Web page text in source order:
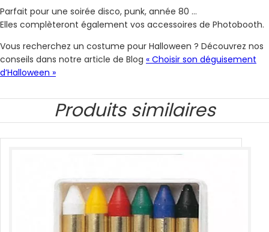
Parfait pour une soirée disco, punk, année 80 …
Elles complèteront également vos accessoires de Photobooth.
Vous recherchez un costume pour Halloween ? Découvrez nos
conseils dans notre article de Blog « Choisir son déguisement
d’Halloween »
Produits similaires